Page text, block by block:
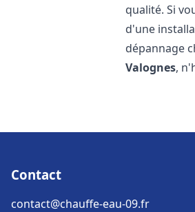
qualité. Si
d'une
dépannage
Valognes,
Contact
contact@chauffe-eau-09.fr